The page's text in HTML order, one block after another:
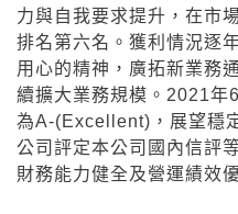
力與自我要求提升，在市
排名第六名。獲利情況逐
用心的精神，廣拓新業務
續擴大業務規模。2021年
為A-(Excellent)，展望穩
公司評定本公司國內信評
財務能力健全及營運績效